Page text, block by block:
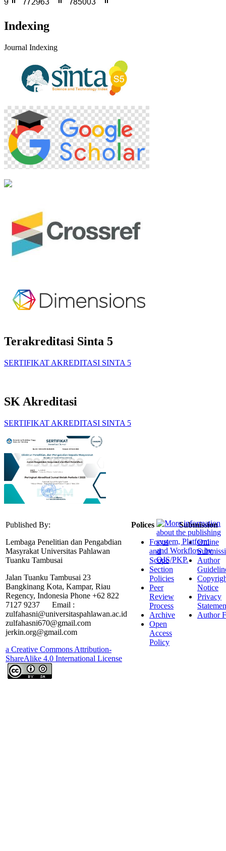
Indexing
Journal Indexing
Terakreditasi Sinta 5
SERTIFIKAT AKREDITASI SINTA 5
SK Akreditasi
SERTIFIKAT AKREDITASI SINTA 5
Published By:
Lembaga Penelitian dan Pengabdian
Masyrakat Universitas Pahlawan
Tuanku Tambusai
Jalan Tuanku Tambusai 23
Bangkinang Kota, Kampar, Riau
Regency, Indonesia Phone +62 822
7127 9237 Email :
zulfahasni@universitaspahlawan.ac.id
zulfahasni670@gmail.com
jerkin.org@gmail.com
a Creative Commons Attribution-
ShareAlike 4.0 International License
Polices
Focus
and
Scope
Section
Policies
Peer
Review
Process
Archive
Open
Access
Policy
Submission
Online
Author
Notice
Privacy
Author